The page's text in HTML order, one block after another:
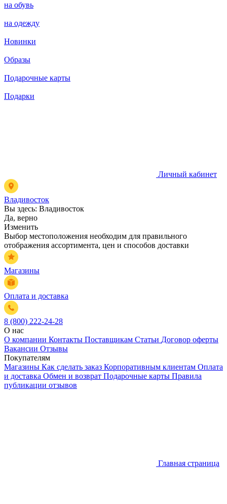
на обувь
на одежду
Новинки
Образы
Подарочные карты
Подарки
Личный кабинет
Владивосток
Вы здесь: Владивосток
Да, верно
Изменить
Выбор местоположения необходим для правильного
отображения ассортимента, цен и способов доставки
Магазины
Оплата и доставка
8 (800) 222-24-28
О нас
О компании Контакты Поставщикам Статьи Договор оферты
Вакансии Отзывы
Покупателям
Магазины Как сделать заказ Корпоративным клиентам Оплата
и доставка Обмен и возврат Подарочные карты Правила
публикации отзывов
Главная страница